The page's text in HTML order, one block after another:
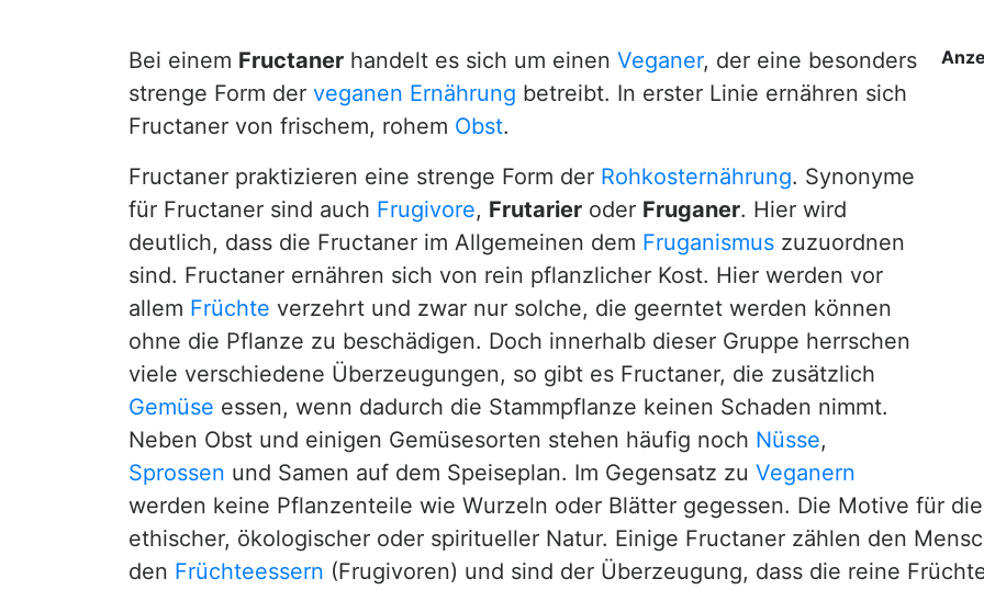
Bei einem Fructaner handelt es sich um einen Veganer, der eine besonders
strenge Form der veganen Ernährung betreibt. In erster Linie ernähren sich
Fructaner von frischem, rohem Obst.
Fructaner praktizieren eine strenge Form der Rohkosternährung. Synonyme
für Fructaner sind auch Frugivore, Frutarier oder Fruganer. Hier wird
deutlich, dass die Fructaner im Allgemeinen dem Fruganismus zuzuordnen
sind. Fructaner ernähren sich von rein pflanzlicher Kost. Hier werden vor
allem Früchte verzehrt und zwar nur solche, die geerntet werden können
ohne die Pflanze zu beschädigen. Doch innerhalb dieser Gruppe herrschen
viele verschiedene Überzeugungen, so gibt es Fructaner, die zusätzlich
Gemüse essen, wenn dadurch die Stammpflanze keinen Schaden nimmt.
Neben Obst und einigen Gemüsesorten stehen häufig noch Nüsse,
Sprossen und Samen auf dem Speiseplan. Im Gegensatz zu Veganern
werden keine Pflanzenteile wie Wurzeln oder Blätter gegessen. Die Motive für
ethischer, ökologischer oder spiritueller Natur. Einige Fructaner zählen den
den Früchteessern (Frugivoren) und sind der Überzeugung, dass die reine